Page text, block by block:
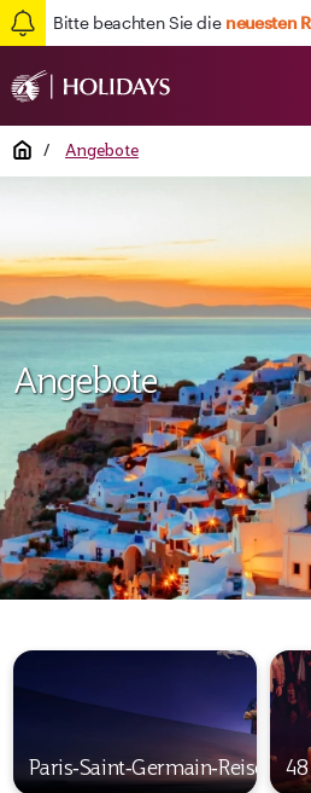
Bitte beachten Sie die neuesten
Home / Angebote
Angebote